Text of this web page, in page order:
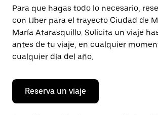
Presiona
la
tecla Esc
para
cerrar
el
calendario.
Para que hagas todo lo necesario,
con Uber para el trayecto Ciudad de
María Atarasquillo. Solicita un viaje
antes de tu viaje, en cualquier
cualquier día del año.
Reserva un viaje